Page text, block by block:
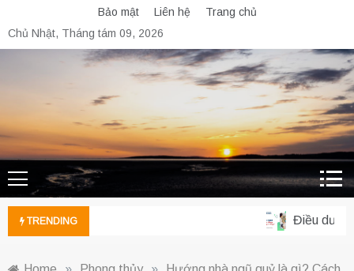
to
content
Bảo mật Liên hệ
Trang chủ
Chủ Nhật, Tháng tám 09, 2026
TRENDING Điều dưỡng